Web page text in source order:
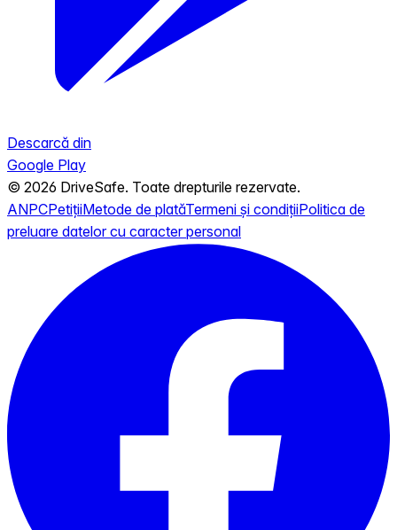
Descarcă din
Google Play
© 2026 DriveSafe. Toate drepturile rezervate.
ANPCPetițiiMetode de platăTermeni și condițiiPolitica de
preluare datelor cu caracter personal